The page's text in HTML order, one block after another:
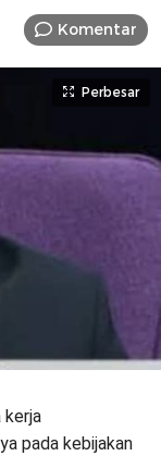
Komentar
Perbesar
kerja
pada kebijakan